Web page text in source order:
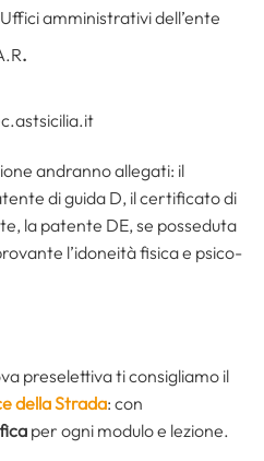
amministrativi dell’ente
.
andranno allegati: il
di guida D, il certificato di
la patente DE, se posseduta
l’idoneità fisica e psico-
preselettiva ti consigliamo il
della Strada: con
per ogni modulo e lezione.